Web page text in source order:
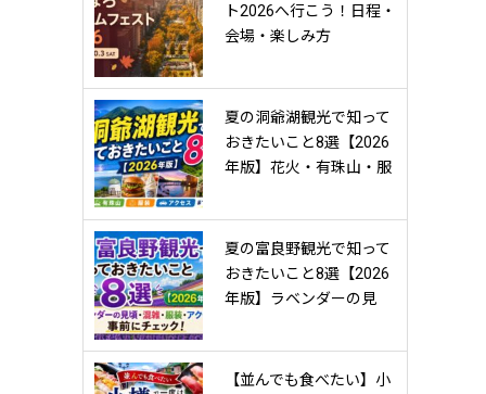
ト2026へ行こう！日程・
会場・楽しみ方
夏の洞爺湖観光で知って
おきたいこと8選【2026
年版】花火・有珠山・服
ェック！
夏の富良野観光で知って
おきたいこと8選【2026
年版】ラベンダーの見
スまで事前にチェック！
【並んでも食べたい】小